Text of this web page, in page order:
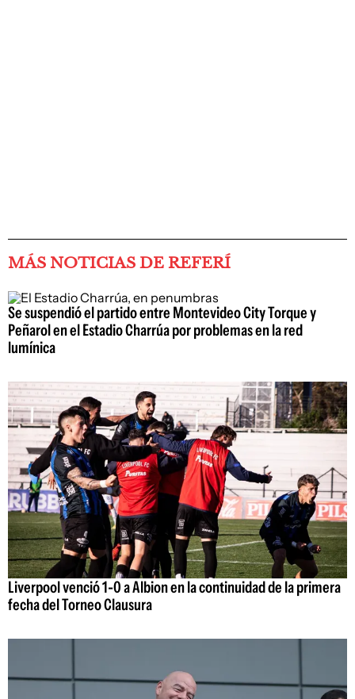
MÁS NOTICIAS DE REFERÍ
Se suspendió el partido entre Montevideo City Torque y
Peñarol en el Estadio Charrúa por problemas en la red
lumínica
Liverpool venció 1-0 a Albion en la continuidad de la primera
fecha del Torneo Clausura